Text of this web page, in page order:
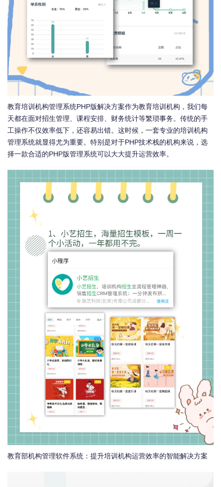
教育培训机构管理系统PHP版解决方案作为教育培训机构，我们每
天都在面对招生管理、课程安排、财务统计等繁琐事务。传统的手
工操作不仅效率低下，还容易出错。这时候，一套专业的培训机构
管理系统就显得尤为重要。特别是对于PHP技术栈的机构来说，选
择一款合适的PHP版管理系统可以大大提升运营效率。
教育部机构管理软件系统：提升培训机构运营效率的智能解决方案